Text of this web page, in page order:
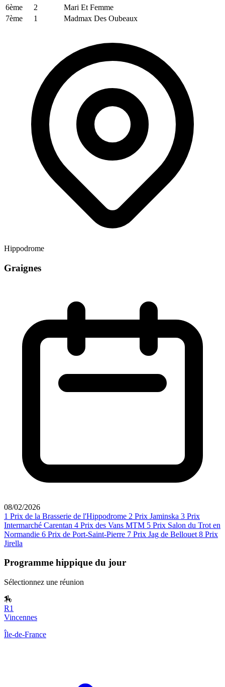
6ème
2
Mari Et Femme
7ème
1 Madmax Des Oubeaux
Hippodrome
Graignes
08/02/2026
1 Prix de la Brasserie de l'Hippodrome 2 Prix Jaminska 3 Prix
Intermarché Carentan 4 Prix des Vans MTM 5 Prix Salon du Trot en
Normandie 6 Prix de Port-Saint-Pierre 7 Prix Jag de Bellouet 8 Prix
Jirella
Programme hippique du jour
Sélectionnez une réunion
🏇
R1
Vincennes
Île-de-France